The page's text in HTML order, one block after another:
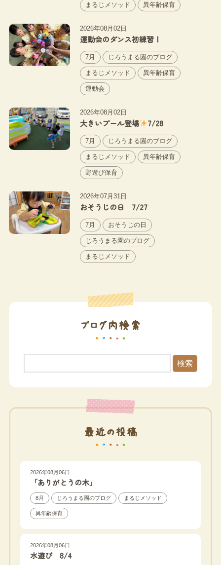
まるじメソッド 異年齢保育
2026年08月02日
運動会のダンス初練習！
7月 じろうまる園のブログ
まるじメソッド 異年齢保育
運動会
2026年08月02日
大きいプール登場 7/28
7月 じろうまる園のブログ
まるじメソッド 異年齢保育
野遊び保育
2026年07月31日
おそうじの日 7/27
7月 おそうじの日
じろうまる園のブログ
まるじメソッド
ブログ内検索
検索
最近の投稿
2026年08月06日
「ありがとうの木」
8月 じろうまる園のブログ まるじメソッド
異年齢保育
2026年08月06日
水遊び 8/4